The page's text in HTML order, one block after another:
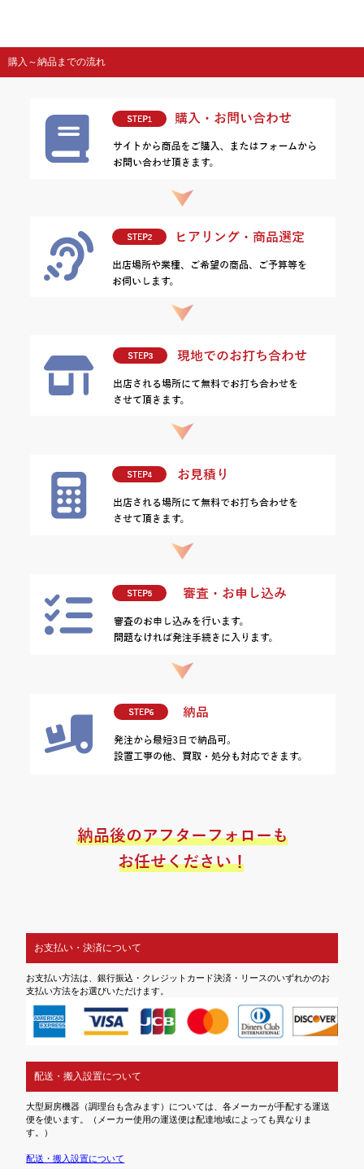
購入～納品までの流れ
お支払い・決済について
お支払い方法は、銀行振込・クレジットカード決済・リースのいずれかのお
支払い方法をお選びいただけます。
配送・搬入設置について
大型厨房機器（調理台も含みます）については、各メーカーが手配する運送
便を使います。（メーカー使用の運送便は配達地域によっても異なりま
す。）
配送・搬入設置について